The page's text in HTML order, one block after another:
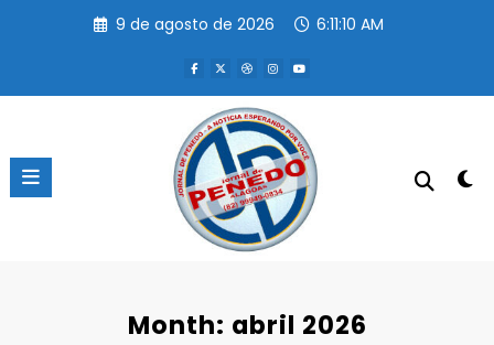
9 de agosto de 2026 6:11:11 AM
Month: abril 2026